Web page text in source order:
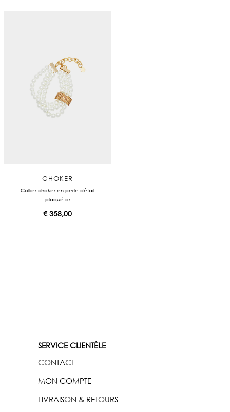
CHOKER
Collier choker en perle détail
plaqué or
€358,00
SERVICE CLIENTÈLE
CONTACT
MON COMPTE
LIVRAISON & RETOURS